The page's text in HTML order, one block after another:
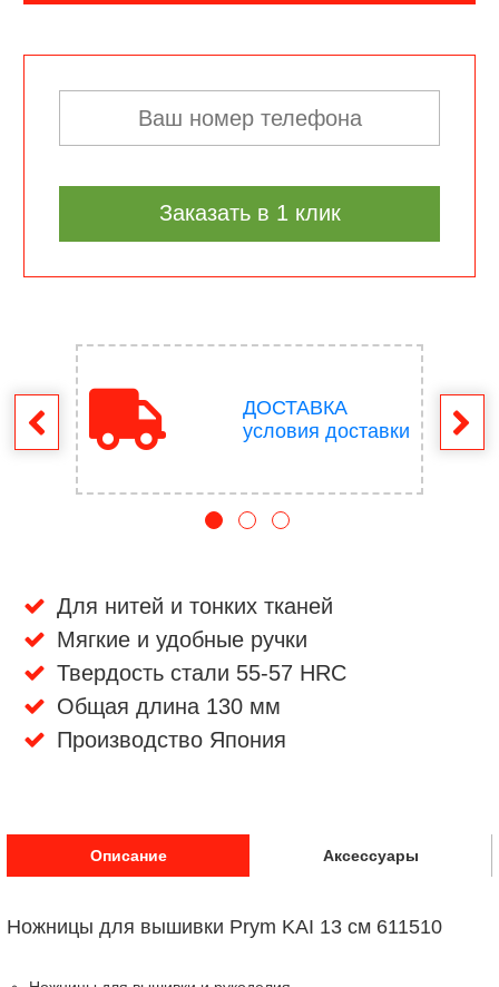
Заказать в 1 клик
ДОСТАВКА
условия доставки
Для нитей и тонких тканей
Мягкие и удобные ручки
Твердость стали 55-57 HRC
Общая длина 130 мм
Производство Япония
Описание Аксессуары
Ножницы для вышивки Prym KAI 13 см 611510